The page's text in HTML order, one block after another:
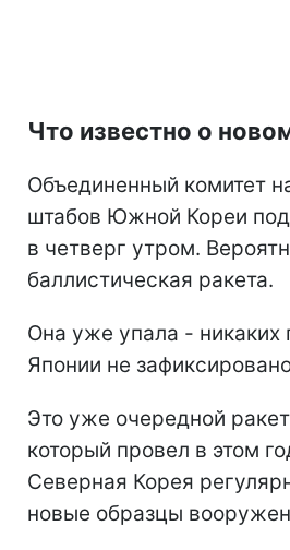
Что известно о
Объединенный комитет
штабов Южной Кореи
в четверг утром.
баллистическая ракета.
Она уже упала - никаких
Японии не
Это уже очередной
который провел в этом
Северная Корея
новые образцы